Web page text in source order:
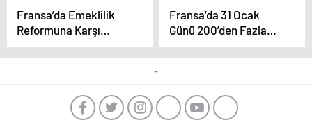
Fransa’da Emeklilik
Reformuna Karşı
Yapılan Gösterilere
Katılım Yüksek Oldu.
Fransa’da 31 Ocak
Günü 200’den Fazla
Gösteri Düzenlenecek.
-